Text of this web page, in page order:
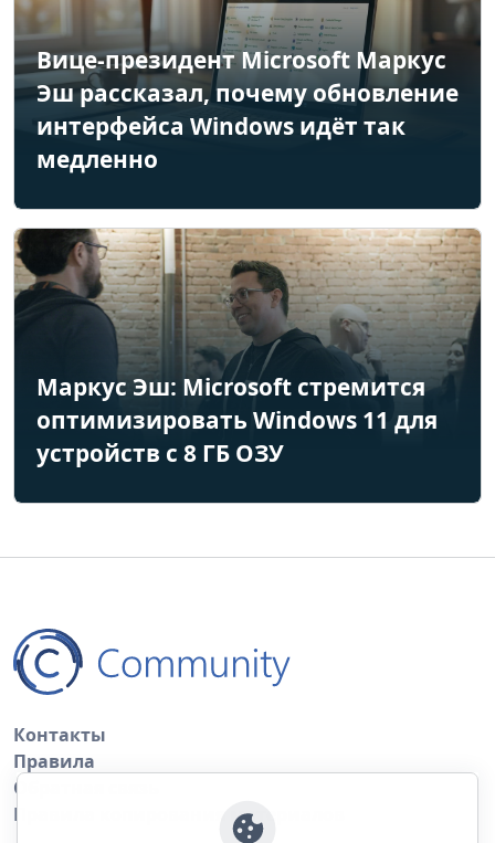
Вице-президент Microsoft Маркус
Эш рассказал, почему обновление
интерфейса Windows идёт так
медленно
Маркус Эш: Microsoft стремится
оптимизировать Windows 11 для
устройств с 8 ГБ ОЗУ
Контакты
Правила
Обратная связь
Правила копирования материалов